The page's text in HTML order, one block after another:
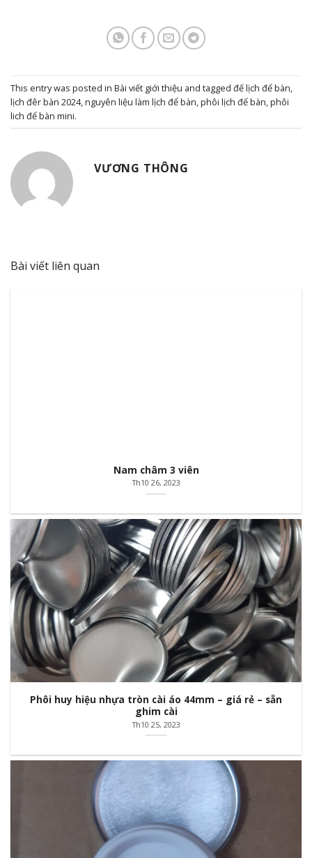
This entry was posted in Bài viết giới thiệu and tagged đế lịch để bàn,
lịch đêr bàn 2024,nguyên liệu làm lịch để bàn,phôi lịch để bàn,phôi
lich để bàn mini.
VƯƠNG THÔNG
Bài viết liên quan
Nam châm 3 viên
Th10 26, 2023
Phôi huy hiệu nhựa tròn cài áo 44mm – giá rẻ – sẵn
ghim cài
Th10 25, 2023